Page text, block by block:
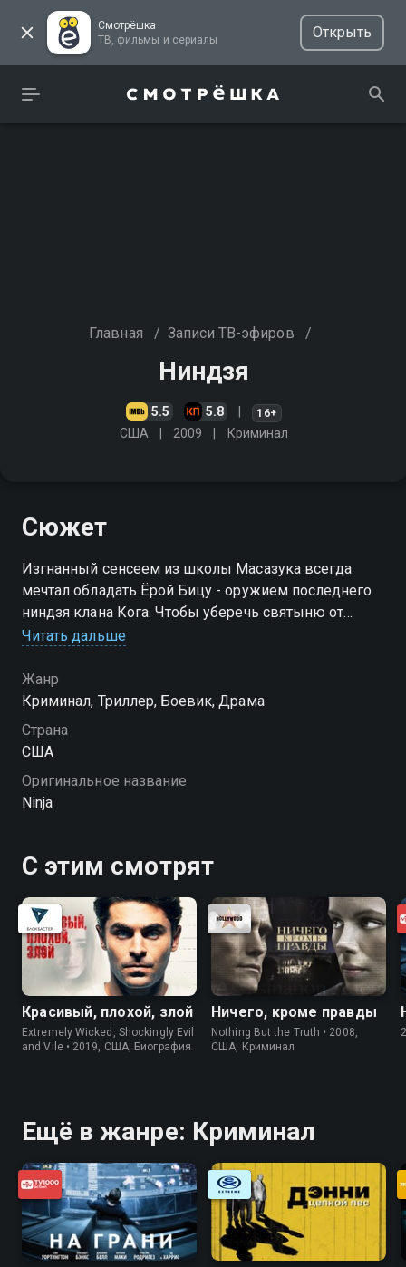
Смотрёшка
ТВ, фильмы и сериалы
Открыть
Главная / Записи ТВ-эфиров /
Ниндзя
5.5 5.8 16+
США 2009 Криминал
Сюжет
Изгнанный сенсеем из школы Масазука всегда
мечтал обладать Ёрой Бицу - оружием последнего
ниндзя клана Кога. Чтобы уберечь святыню от
мстительного Масазуки, сенсей поручает своему
в Нью-Йорк
Читать дальше
Жанр
Криминал, Триллер, Боевик, Драма
Страна
США
Оригинальное название
Ninja
С этим смотрят
Красивый, плохой, злой
Extremely Wicked, Shockingly Evil
and Vile • 2019, США, Биография
Ничего, кроме правды
Nothing But the Truth • 2008,
США, Криминал
Ещё в жанре: Криминал